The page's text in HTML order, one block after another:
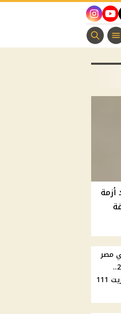
youtube
instagram
منوعات مسيحية
مصر
السبت 8 أغسطس 2026..
كليوباترا 48 جنيهًا وميريت 111